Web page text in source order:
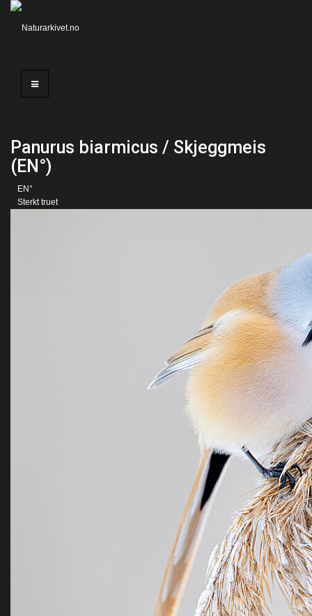
Panurus biarmicus / Skjeggmeis
(EN°)
EN°
Sterkt truet